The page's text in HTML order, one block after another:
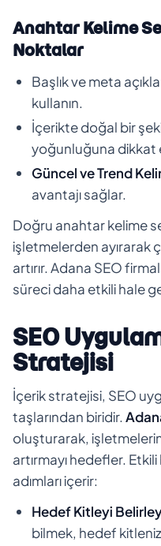
Anahtar Kelime
Noktalar
Başlık ve meta
kullanın.
İçerikte doğal bir
yoğunluğuna dikkat
Güncel ve Trend
avantajı sağlar.
Doğru anahtar kelime
işletmelerden ayırarak
artırır. Adana SEO
süreci daha etkili hale
SEO
Stratejisi
İçerik stratejisi, SEO
taşlarından biridir.
oluşturarak,
artırmayı hedefler.
adımları içerir:
Hedef Kitleyi
bilmek, hedef